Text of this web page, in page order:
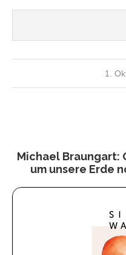
1.
Michael Braungart:
um unsere Erde